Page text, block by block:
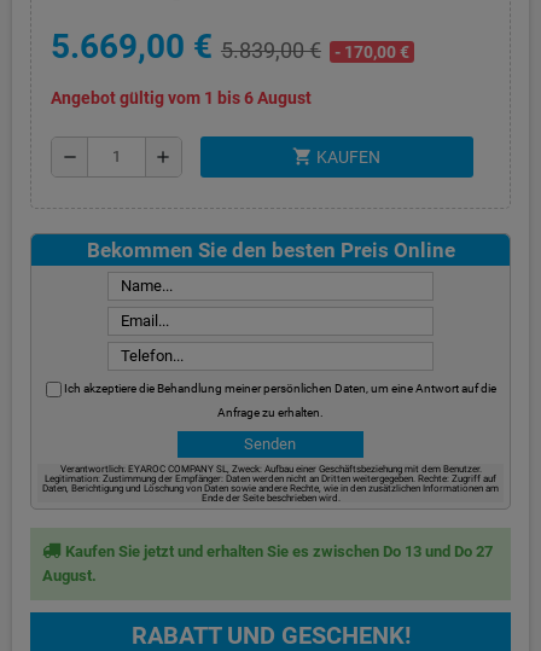
5.669,00 € 5.839,00 € - 170,00 €
Angebot gültig vom 1 bis 6 August
remove add shopping_cart KAUFEN
Bekommen Sie den besten Preis Online
Ich akzeptiere die Behandlung meiner persönlichen Daten, um eine Antwort auf die
Anfrage zu erhalten.
Verantwortlich: EYAROC COMPANY SL, Zweck: Aufbau einer Geschäftsbeziehung mit dem Benutzer.
Legitimation: Zustimmung der Empfänger: Daten werden nicht an Dritten weitergegeben. Rechte: Zugriff auf
Daten, Berichtigung und Löschung von Daten sowie andere Rechte, wie in den zusätzlichen Informationen am
Ende der Seite beschrieben wird.
Kaufen Sie jetzt und erhalten Sie es zwischen Do 13 und Do 27
August.
RABATT UND GESCHENK!